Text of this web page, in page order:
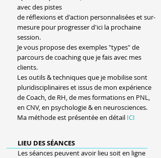
avec des pistes
de réflexions et d'action personnalisées et sur-
mesure pour progresser d'ici la prochaine
session.
Je vous propose desexemples"types" de
parcours de coaching que je fais avec mes
clients.
Les outils & techniques que je mobilise sont
pluridisciplinaires et issus de mon expérience
de Coach, de RH, de mes formations en PNL,
en CNV, en psychologie & en neurosciences.
Ma méthode est présentée en détail ICI
LIEU DES SÉANCES
Les séances peuvent avoir lieu soit en ligne